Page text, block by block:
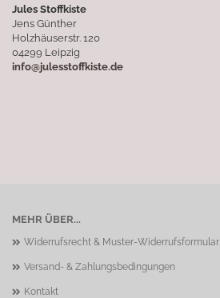
Jules Stoffkiste
Jens Günther
Holzhäuserstr. 120
04299 Leipzig
info@julesstoffkiste.de
MEHR ÜBER...
Widerrufsrecht & Muster-Widerrufsformular
Versand- & Zahlungsbedingungen
Kontakt